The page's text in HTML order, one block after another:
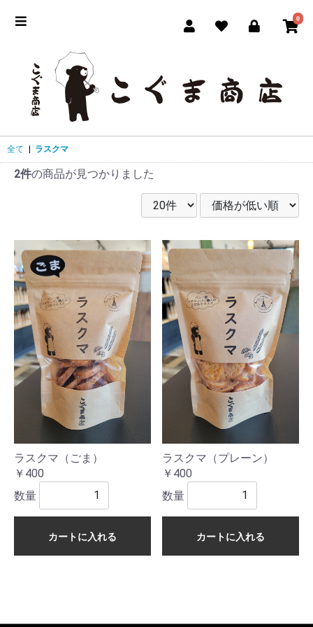
0
全て ラスクマ
2件の商品が見つかりました
ラスクマ（ごま）
￥400
数量
カートに入れる
ラスクマ（プレーン）
￥400
数量
カートに入れる